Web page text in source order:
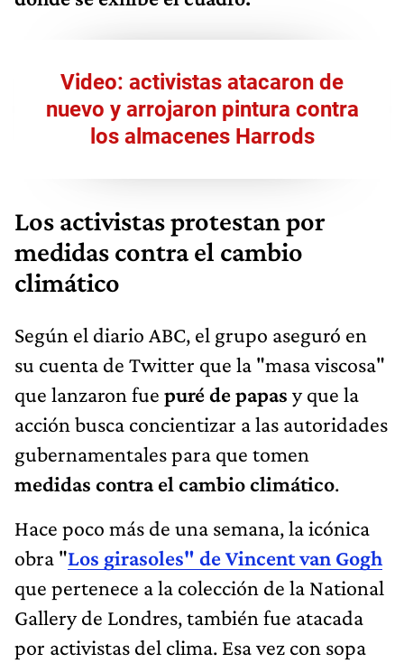
Video: activistas atacaron de
nuevo y arrojaron pintura contra
los almacenes Harrods
Los activistas protestan por
medidas contra el cambio
climático
Según el diario ABC, el grupo aseguró en
su cuenta de Twitter que la "masa viscosa"
que lanzaron fue puré de papas y que la
acción busca concientizar a las autoridades
gubernamentales para que tomen
medidas contra el cambio climático.
Hace poco más de una semana, la icónica
obra "Los girasoles" de Vincent van Gogh
que pertenece a la colección de la National
Gallery de Londres, también fue atacada
por activistas del clima. Esa vez con sopa